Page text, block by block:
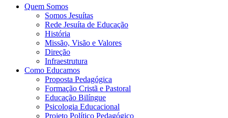
Quem Somos
Somos Jesuítas
Rede Jesuíta de Educação
História
Missão, Visão e Valores
Direção
Infraestrutura
Como Educamos
Proposta Pedagógica
Formação Cristã e Pastoral
Educação Bilíngue
Psicologia Educacional
Projeto Político Pedagógico